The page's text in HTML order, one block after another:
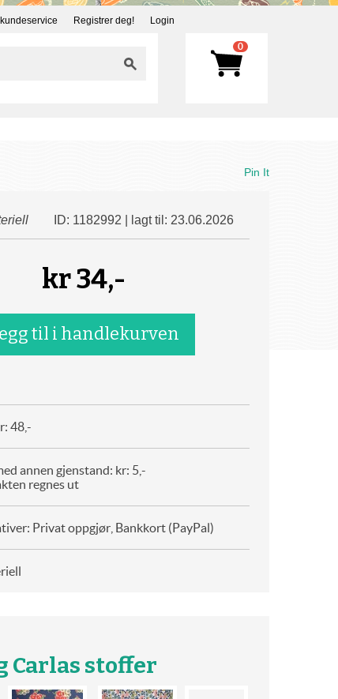
Registrer deg! Login
0
Pin It
ID: 1182992 | lagt til: 23.06.2026
kr34,-
48,-
annen gjenstand: kr: 5,-
regnes ut
Privat oppgjør, Bankkort (PayPal)
Carlas stoffer